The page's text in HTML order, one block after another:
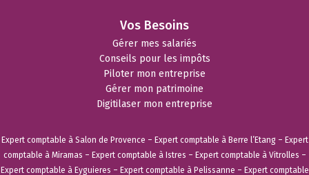
Vos Besoins
Gérer mes salariés
Conseils pour les impôts
Piloter mon entreprise
Gérer mon patrimoine
Digitilaser mon entreprise
Expert comptable à Salon de Provence – Expert comptable à Berre l’Etang– Expert
comptable à Miramas – Expert comptable à Istres – Expert comptable à Vitrolles –
Expert comptable à Eyguieres – Expert comptable à Pelissanne – Expert comptable